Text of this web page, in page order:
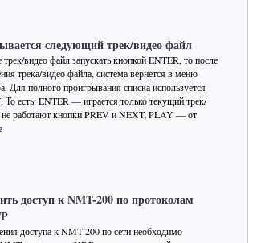
следующий трек/видео файл
трек/видео файл запускать кнопкой ENTER, то после
трека/видео файла, система вернется в меню
Для полного проигрывания списка используется
То есть: ENTER — играется только текущий трек/
не работают кнопки PREV и NEXT; PLAY — от
доступ к NMT-200 по протоколам
доступа к NMT-200 по сети необходимо